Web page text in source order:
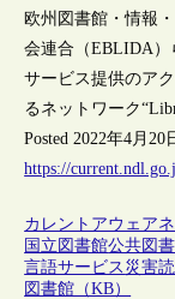
欧州図書館・情報
会連合（EBLIDA）
サービス提供のア
るネットワーク
Posted 2022年4月20
https://
カレントアウェア
国立図書館公共図
言語サービス 災害
図書館（KB）